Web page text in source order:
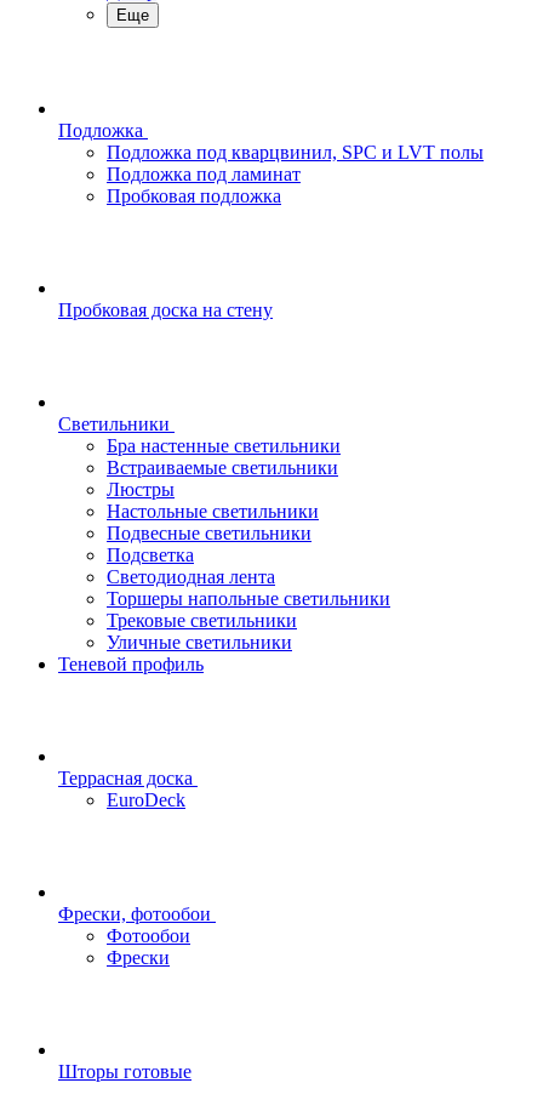
Еще
Подложка
Подложка под кварцвинил, SPC и LVT полы
Подложка под ламинат
Пробковая подложка
Пробковая доска на стену
Светильники
Бра настенные светильники
Встраиваемые светильники
Люстры
Настольные светильники
Подвесные светильники
Подсветка
Светодиодная лента
Торшеры напольные светильники
Трековые светильники
Уличные светильники
Теневой профиль
Террасная доска
EuroDeck
Фрески, фотообои
Фотообои
Фрески
Шторы готовые